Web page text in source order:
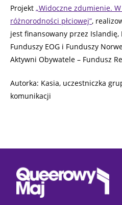
Projekt „Widoczne zdumienie.
różnorodności płciowej”,
jest finansowany przez
Funduszy EOG i Funduszy
Aktywni Obywatele – Fundusz
Autorka: Kasia, uczestniczka
komunikacji